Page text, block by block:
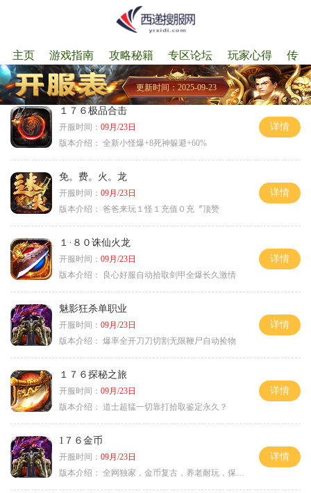
主页 游戏指南 攻略秘籍 专区论坛 玩家心得 传
更新时间：2025-09-23
１７６极品合击
开服时间： 09月/23日
版本介绍： 全新小怪爆+8死神躲避+60%
详情
免。费。火。龙
开服时间： 09月/23日
版本介绍： 爸爸来玩１怪１充值０充〞顶赞
详情
１·８０诛仙火龙
开服时间： 09月/23日
版本介绍：
良心好服自动拾取剑甲全爆长久激情
详情
魅影狂杀单职业
开服时间： 09月/23日
版本介绍： 爆率全开刀刀切割无限鞭尸自动捡物
详情
１７６探秘之旅
开服时间： 09月/23日
版本介绍： 道士超猛一切靠打拾取鉴定永久？
详情
1７６金币
开服时间： 09月/23日
版本介绍： 全网独家，金币复古，养老耐玩，保底回収
详情